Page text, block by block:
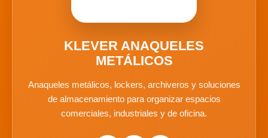
KLEVER ANAQUELES
METÁLICOS
Anaqueles metálicos, lockers, archiveros y soluciones
de almacenamiento para organizar espacios
comerciales, industriales y de oficina.